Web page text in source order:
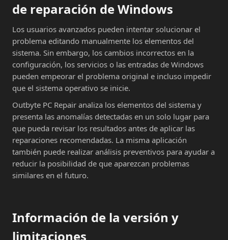
de reparación de Windows
Los usuarios avanzados pueden intentar solucionar el
problema editando manualmente los elementos del
sistema. Sin embargo, los cambios incorrectos en la
configuración, los servicios o las entradas de Windows
pueden empeorar el problema original e incluso impedir
que el sistema operativo se inicie.
Outbyte PC Repair analiza los elementos del sistema y
presenta las anomalías detectadas en un solo lugar para
que pueda revisar los resultados antes de aplicar las
reparaciones recomendadas. La misma aplicación
también puede realizar análisis preventivos para ayudar a
reducir la posibilidad de que aparezcan problemas
similares en el futuro.
Información de la versión y
limitaciones